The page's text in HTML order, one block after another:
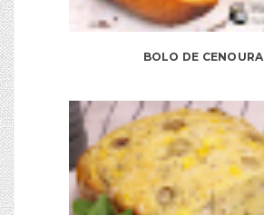
BOLO DE CENOURA